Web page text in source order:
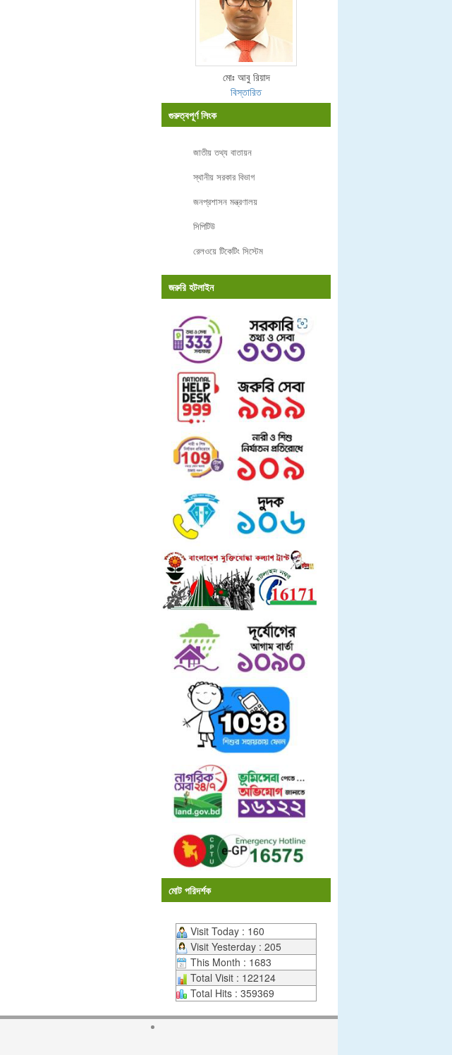
মোঃ আবু রিয়াদ
বিস্তারিত
গুরুত্বপূর্ণ লিংক
জাতীয় তথ্য বাতায়ন
স্থানীয় সরকার বিভাগ
জনপ্রশাসন মন্ত্রণালয়
সিপিটিউ
রেলওয়ে টিকেটিং সিস্টেম
জরুরি হটলাইন
মোট পরিদর্শক
Visit Today : 160
Visit Yesterday : 205
This Month : 1683
Total Visit : 122124
Total Hits : 359369